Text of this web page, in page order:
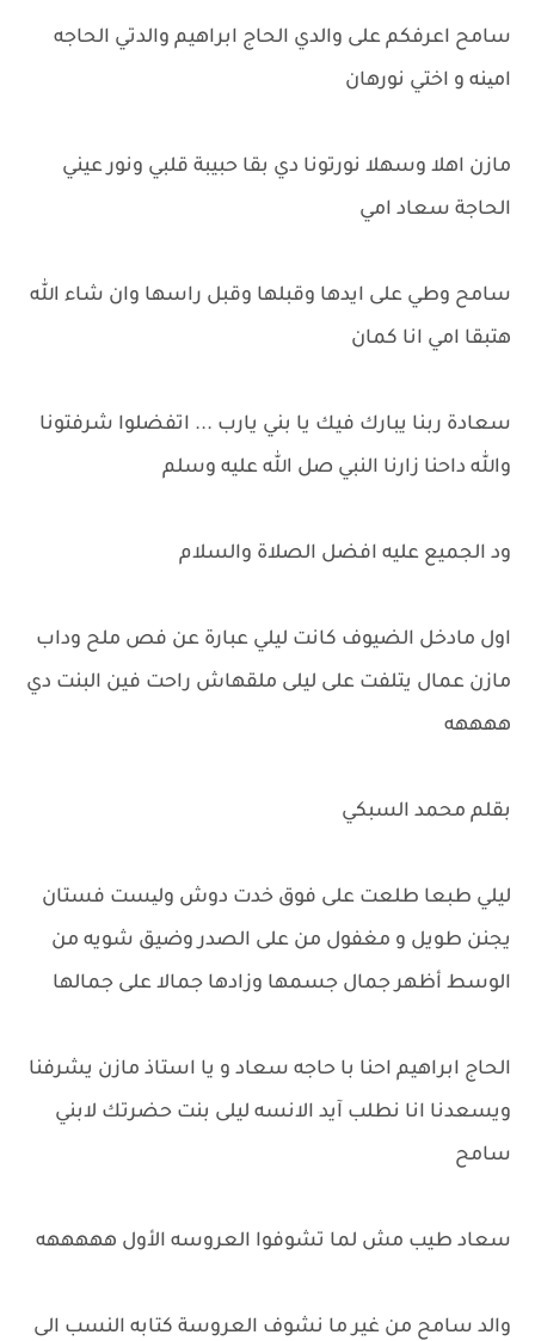
سامح اعرفكم على والدي الحاج ابراهيم والدتي الحاجه
امینه و اختي نورهان
مازن اهلا وسهلا نورتونا دي بقا حبيبة قلبي ونور عيني
الحاجة سعاد امي
سامح وطي على ايدها وقبلها وقبل راسها وان شاء الله
هتبقا امي انا كمان
سعادة ربنا يبارك فيك يا بني يارب ... اتفضلوا شرفتونا
والله داحنا زارنا النبي صل الله عليه وسلم
ود الجميع عليه افضل الصلاة والسلام
اول مادخل الضيوف كانت ليلي عبارة عن فص ملح وداب
مازن عمال يتلفت على ليلى ملقهاش راحت فين البنت دي
ههههه
بقلم محمد السبكي
ليلي طبعا طلعت على فوق خدت دوش ولیست فستان
يجنن طويل و مغفول من على الصدر وضيق شويه من
الوسط أظهر جمال جسمها وزادها جمالا على جمالها
الحاج ابراهيم احنا با حاجه سعاد و يا استاذ مازن يشرفنا
ويسعدنا انا نطلب آيد الانسه ليلى بنت حضرتك لابني
سامح
سعاد طيب مش لما تشوفوا العروسه الأول هههههه
والد سامح من غير ما نشوف العروسة كتابه النسب الى